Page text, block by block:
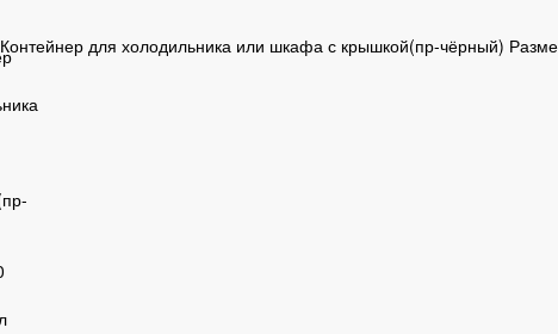
Контейнер для холодильника или шкафа с крышкой(пр-чёрный)